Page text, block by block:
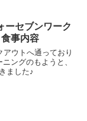
から、当てはまら
出したいよね。
ーセブンワーク
事内容
ウトへ通っており
ングのもようと、
ました♪